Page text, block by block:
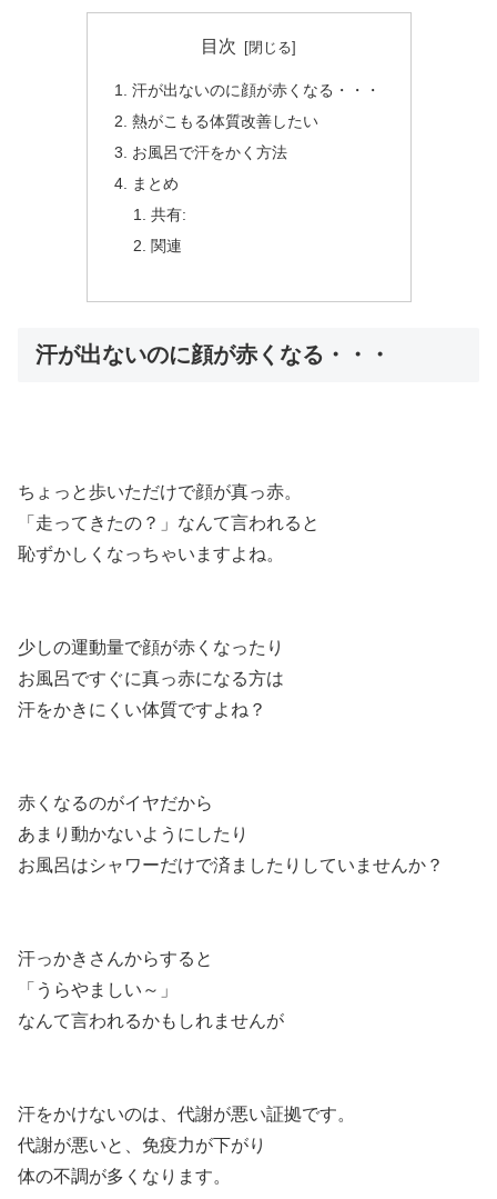
目次
汗が出ないのに顔が赤くなる・・・
熱がこもる体質改善したい
お風呂で汗をかく方法
まとめ
共有:
関連
汗が出ないのに顔が赤くなる・・・
ちょっと歩いただけで顔が真っ赤。
「走ってきたの？」なんて言われると
恥ずかしくなっちゃいますよね。
少しの運動量で顔が赤くなったり
お風呂ですぐに真っ赤になる方は
汗をかきにくい体質ですよね？
赤くなるのがイヤだから
あまり動かないようにしたり
お風呂はシャワーだけで済ましたりしていませんか？
汗っかきさんからすると
「うらやましい～」
なんて言われるかもしれませんが
汗をかけないのは、代謝が悪い証拠です。
代謝が悪いと、免疫力が下がり
体の不調が多くなります。